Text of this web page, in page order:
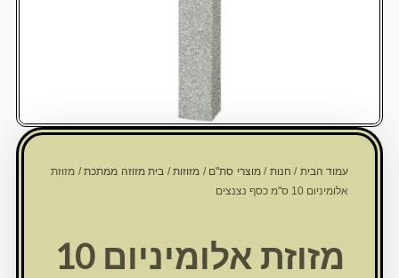
עמוד הבית/חנות/מוצרי סת"ם/מזוזות/בית מזוזה ממתכת/ מזוזת
אלומיניום 10 ס"מ כסף נצנצים
מזוזת אלומיניום 10